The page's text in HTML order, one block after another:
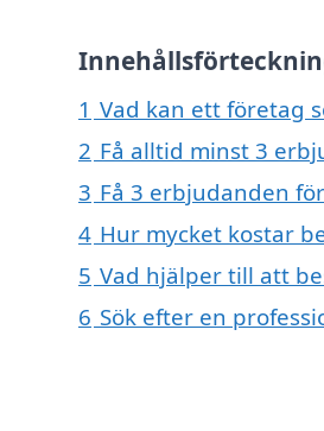
1 Vad kan ett företag
2 Få alltid minst 3
3 Få 3 erbjudanden
4 Hur mycket kostar
5 Vad hjälper till att
6 Sök efter en